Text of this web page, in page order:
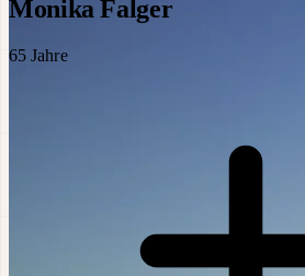
Monika Falger
65 Jahre